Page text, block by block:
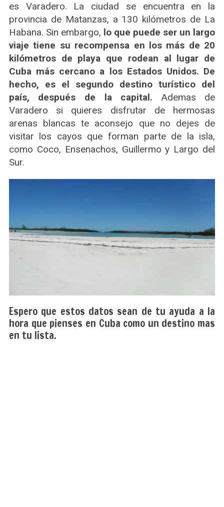
es Varadero. La ciudad se encuentra en la
provincia de Matanzas, a 130 kilómetros de La
Habana. Sin embargo, lo que puede ser un largo
viaje tiene su recompensa en los más de 20
kilómetros de playa que rodean al lugar de
Cuba más cercano a los Estados Unidos. De
hecho, es el segundo destino turístico del
país, después de la capital. Ademas de
Varadero si quieres disfrutar de hermosas
arenas blancas te aconsejo que no dejes de
visitar los cayos que forman parte de la isla,
como Coco, Ensenachos, Guillermo y Largo del
Sur.
Espero que estos datos sean de tu ayuda a la
hora que pienses en Cuba como un destino mas
en tu lista.
e
a
r
c
f
o
r